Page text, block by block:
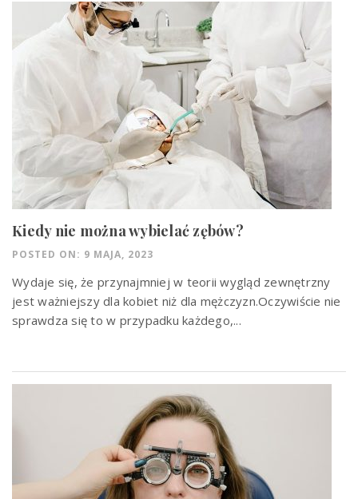
Kiedy nie można wybielać zębów?
POSTED ON: 9 MAJA, 2023
Wydaje się, że przynajmniej w teorii wygląd zewnętrzny
jest ważniejszy dla kobiet niż dla mężczyzn.Oczywiście nie
sprawdza się to w przypadku każdego,...